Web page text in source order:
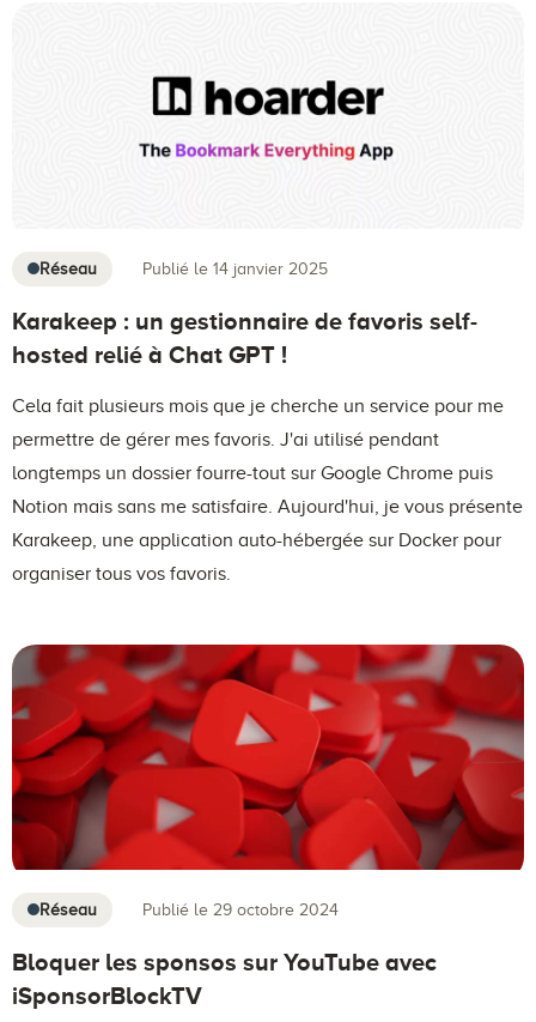
Réseau Publié le 14 janvier 2025
Karakeep : un gestionnaire de favoris self-
hosted relié à Chat GPT !
Cela fait plusieurs mois que je cherche un service pour me
permettre de gérer mes favoris. J'ai utilisé pendant
longtemps un dossier fourre-tout sur Google Chrome puis
Notion mais sans me satisfaire. Aujourd'hui, je vous présente
Karakeep, une application auto-hébergée sur Docker pour
organiser tous vos favoris.
Réseau Publié le 29 octobre 2024
Bloquer les sponsos sur YouTube avec
iSponsorBlockTV